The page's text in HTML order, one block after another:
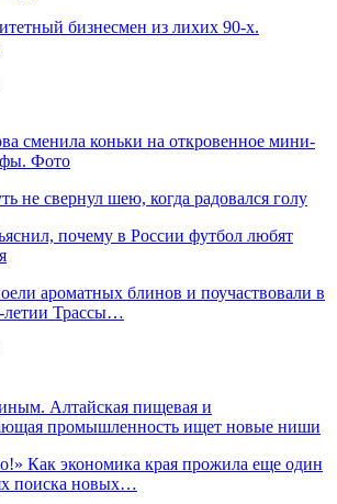
бизнесмен из лихих 90-х.
сменила коньки на откровенное мини-
Фото
не свернул шею, когда радовался голу
почему в России футбол любят
ароматных блинов и поучаствовали в
летии Трассы…
Алтайская пищевая и
промышленность ищет новые ниши
Как экономика края прожила еще один
поиска новых…